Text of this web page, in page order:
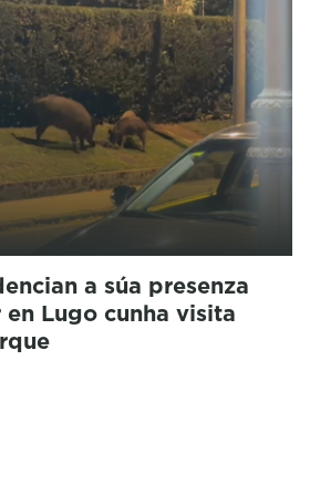
a súa presenza
Lugo cunha visita